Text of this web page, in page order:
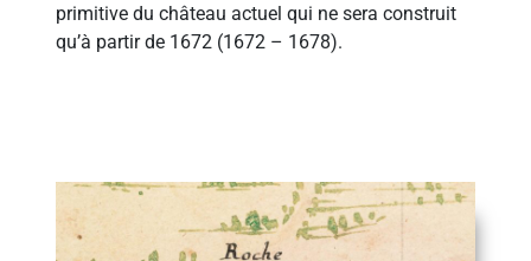
primitive du château actuel qui ne sera construit
qu’à partir de 1672 (1672 – 1678).